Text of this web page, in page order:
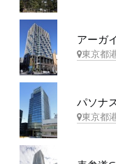
アーガ
東京都
パソナ
東京都